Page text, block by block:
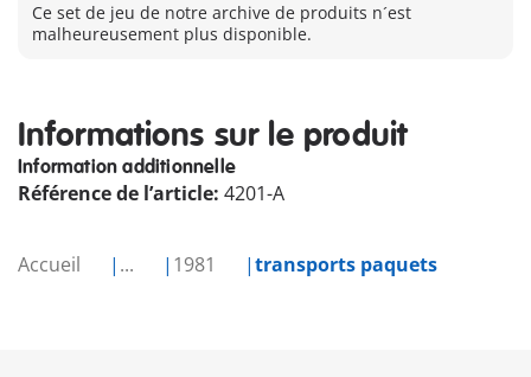
Accueil ... 1981 transports paquets
Ce set de jeu de notre archive de produits n´est
malheureusement plus disponible.
Informations sur le produit
Information additionnelle
Référence de l’article: 4201-A